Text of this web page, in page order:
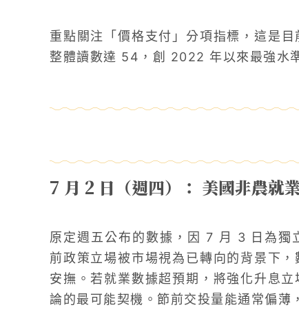
重點關注「價格支付」分項指標，這是
整體讀數達 54，創 2022 年以來最強水
7 月 2 日（週四）： 美國非農就
原定週五公布的數據，因 7 月 3 日為獨
前政策立場被市場視為已轉向的背景下
安撫。若就業數據超預期，將強化升息
論的最可能契機。節前交投量能通常偏薄